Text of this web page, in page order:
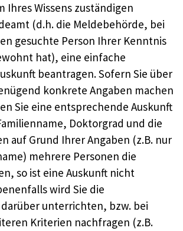
Ihres Wissens zuständigen
(d.h. die Meldebehörde, bei
gesuchte Person Ihrer Kenntnis
hat), eine einfache
beantragen. Sofern Sie über
konkrete Angaben machen
Sie eine entsprechende Auskunft
Doktorgrad und die
auf Grund Ihrer Angaben (z.B. nur
mehrere Personen die
so ist eine Auskunft nicht
wird Sie die
unterrichten, bzw. bei
Kriterien nachfragen (z.B.